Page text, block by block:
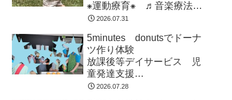
⁕運動療育⁕ ♬音楽療法♬
東金市 九十九里町 山武
2026.07.31
5minutes donutsでドーナ
ツ作り体験
放課後等デイサービス 児
童発達支援
⁕運動療育⁕ ♬音楽療法♬
2026.07.28